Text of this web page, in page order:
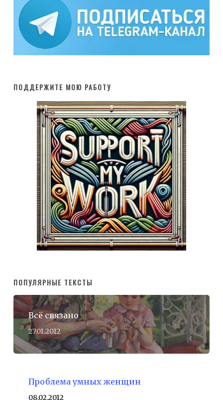
ПОДДЕРЖИТЕ МОЮ РАБОТУ
ПОПУЛЯРНЫЕ ТЕКСТЫ
Всё связано
27.01.2012
Проблема умных женщин
08.02.2012